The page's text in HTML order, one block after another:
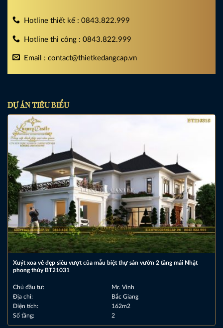
Hotline thiết kế : 0843.822.999
Hotline thi công : 0843.822.999
Email : contact@thietkedangcap.vn
DỰ ÁN TIÊU BIỂU
Xuýt xoa vẻ đẹp siêu vượt của mẫu biệt thự sân vườn 2 tầng mái Nhật
phong thủy BT21031
Chủ đầu tư:
Mr. Vinh
Địa chỉ:
Bắc Giang
Diện tích:
162m2
Số tầng:
2